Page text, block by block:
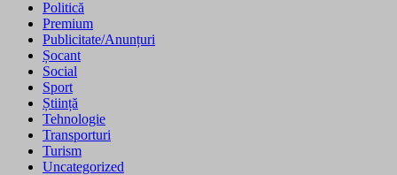
Politică
Premium
Publicitate/Anunțuri
Șocant
Social
Sport
Știință
Tehnologie
Transporturi
Turism
Uncategorized